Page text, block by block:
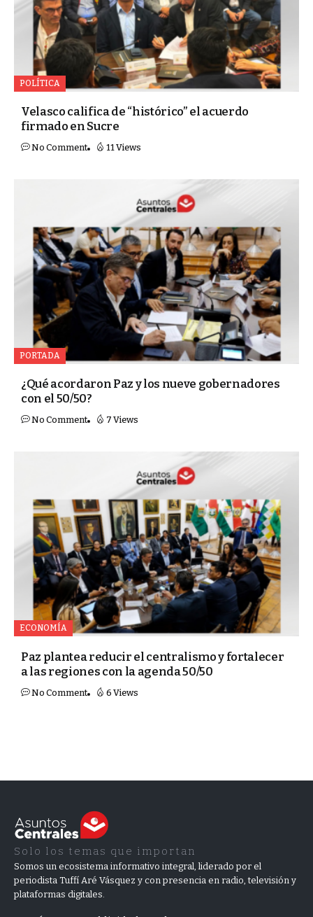
POLÍTICA
Velasco califica de “histórico” el acuerdo
firmado en Sucre
No Comment 11 Views
PORTADA
¿Qué acordaron Paz y los nueve gobernadores
con el 50/50?
No Comment 7 Views
ECONOMÍA
Paz plantea reducir el centralismo y fortalecer
a las regiones con la agenda 50/50
No Comment 6 Views
Solo los temas que importan
Somos un ecosistema informativo integral, liderado por el
periodista Tuffí Aré Vásquez y con presencia en radio, televisión y
plataformas digitales.